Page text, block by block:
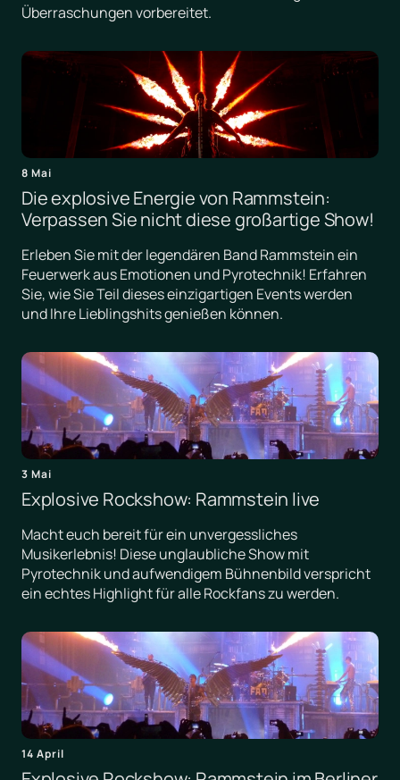
Überraschungen vorbereitet.
8 Mai
Die explosive Energie von Rammstein:
Verpassen Sie nicht diese großartige Show!
Erleben Sie mit der legendären Band Rammstein ein
Feuerwerk aus Emotionen und Pyrotechnik! Erfahren
Sie, wie Sie Teil dieses einzigartigen Events werden
und Ihre Lieblingshits genießen können.
3 Mai
Explosive Rockshow: Rammstein live
Macht euch bereit für ein unvergessliches
Musikerlebnis! Diese unglaubliche Show mit
Pyrotechnik und aufwendigem Bühnenbild verspricht
ein echtes Highlight für alle Rockfans zu werden.
14 April